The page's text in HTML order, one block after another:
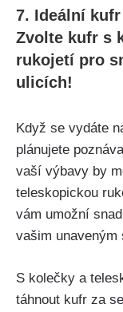
7. Ideální
Zvolte ‌kufr s
rukojetí pro
ulicích!
Když se vydáte
plánujete
vaší ‍výbavy by
teleskopickou
vám umožní
vašim unaveným
S kolečky a
táhnout⁤ kufr za